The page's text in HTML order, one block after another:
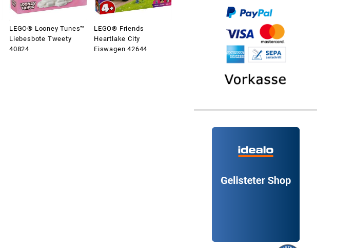
LEGO® Looney Tunes™
Liebesbote Tweety
40824
LEGO® Friends
Heartlake City
Eiswagen 42644